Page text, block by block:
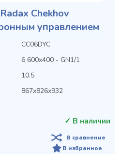
Chekhov
управлением
CC06DYC
6 600х400 - GN1/1
10.5
867х826х932
✓ В наличии
В сравнение
В избранное